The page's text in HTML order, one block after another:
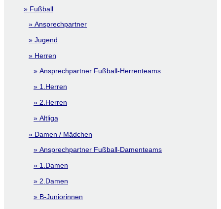
Fußball
Ansprechpartner
Jugend
Herren
Ansprechpartner Fußball-Herrenteams
1.Herren
2.Herren
Altliga
Damen / Mädchen
Ansprechpartner Fußball-Damenteams
1.Damen
2.Damen
B-Juniorinnen